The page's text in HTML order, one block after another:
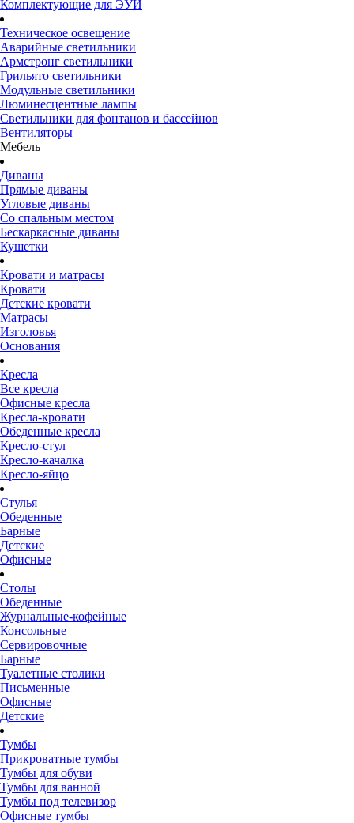
Комплектующие для ЭУИ
Техническое освещение
Аварийные светильники
Армстронг светильники
Грильято светильники
Модульные светильники
Люминесцентные лампы
Светильники для фонтанов и бассейнов
Вентиляторы
Мебель
Диваны
Прямые диваны
Угловые диваны
Со спальным местом
Бескаркасные диваны
Кушетки
Кровати и матрасы
Кровати
Детские кровати
Матрасы
Изголовья
Основания
Кресла
Все кресла
Офисные кресла
Кресла-кровати
Обеденные кресла
Кресло-стул
Кресло-качалка
Кресло-яйцо
Стулья
Обеденные
Барные
Детские
Офисные
Столы
Обеденные
Журнальные-кофейные
Консольные
Сервировочные
Барные
Туалетные столики
Письменные
Офисные
Детские
Тумбы
Прикроватные тумбы
Тумбы для обуви
Тумбы для ванной
Тумбы под телевизор
Офисные тумбы